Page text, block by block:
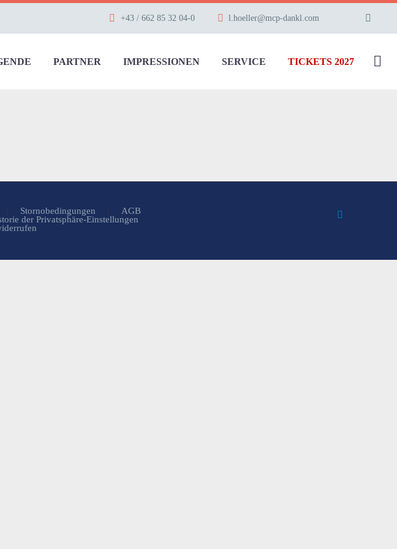
+43 / 662 85 32 04-0 l.hoeller@mcp-dankl.com
PARTNER IMPRESSIONEN SERVICE TICKETS 2027
Stornobedingungen
AGB
der Privatsphäre-Einstellungen